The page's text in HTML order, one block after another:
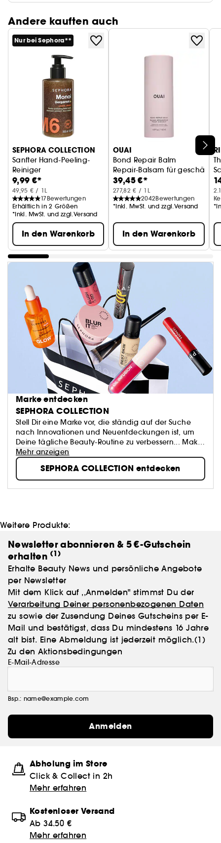
Andere kauften auch
Nur bei Sephora**
SEPHORA COLLECTION
Sanfter Hand-Peeling-
Reiniger
Klärendes Waschgel
9,99 €*
49,95 € / 1L
17 Bewertungen
Erhältlich in 2 Größen
*Inkl. MwSt. und zzgl.Versand
In den Warenkorb
OUAI
Bond Repair Balm
Repair-Balsam für
39,45 €*
277,82 € / 1L
2042Bewertungen
*Inkl. MwSt. und zzgl.Versand
In den Warenkorb
Marke entdecken
SEPHORA COLLECTION
Stell Dir eine Marke vor, die ständig auf der Suche
nach Innovationen und Neuentdeckungen ist, um
Deine tägliche Beauty-Routine zu verbessern... Make-
up, Accessoires, Bad- und Hautpflegeprodukte:
SEPHORA COLLECTION bietet eine Fülle von
spannenden Produkten...
Mehr anzeigen
SEPHORA COLLECTION entdecken
Weitere Produkte:
Newsletter abonnieren & 5 €-Gutschein
erhalten (1)
Erhalte Beauty News und persönliche Angebote
per Newsletter
Mit dem Klick auf ,,Anmelden" stimmst Du der
Verarbeitung Deiner personenbezogenen Daten
zu sowie der Zusendung Deines Gutscheins per E-
Mail und bestätigst, dass Du mindestens 16 Jahre
alt bist. Eine Abmeldung ist jederzeit möglich.(1)
Zu den Aktionsbedingungen
E-Mail-Adresse
Bsp.: name@example.com
Anmelden
Abholung im Store
Click & Collect in 2h
Mehr erfahren
Kostenloser Versand
Ab 34.50 €
Mehr erfahren